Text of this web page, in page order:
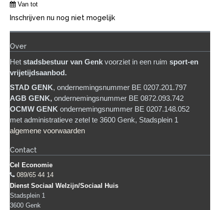
Van tot
Inschrijven nu nog niet mogelijk
Over
Het stadsbestuur van Genk voorziet in een ruim sport-en
vrijetijdsaanbod.
STAD GENK, ondernemingsnummer BE 0207.201.797
AGB GENK, ondernemingsnummer BE 0872.093.742
OCMW GENK ondernemingsnummer BE 0207.148.052
met administratieve zetel te 3600 Genk, Stadsplein 1
algemene voorwaarden
Contact
Cel Economie
089/65 44 14
Dienst Sociaal Welzijn/Sociaal Huis
Stadsplein 1
3600 Genk